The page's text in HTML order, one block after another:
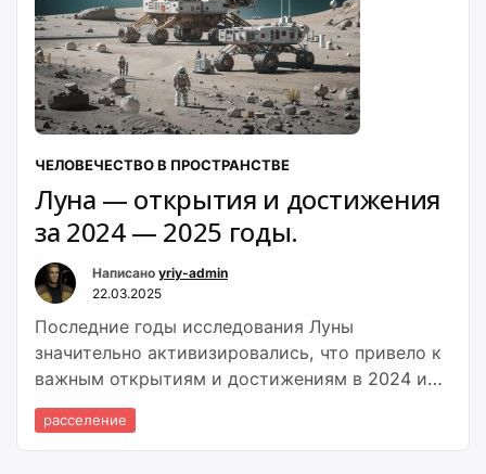
ЧЕЛОВЕЧЕСТВО В ПРОСТРАНСТВЕ
Луна — открытия и достижения
за 2024 — 2025 годы.
Написано yriy-admin
22.03.2025
Последние годы исследования Луны
значительно активизировались, что привело к
важным открытиям и достижениям в 2024 и
начале 2025 годов.
расселение